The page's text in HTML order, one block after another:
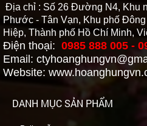
Địa chỉ : Số 26 Đường N4, Khu
Phước - Tân Vạn, Khu phố
Hiệp, Thành phố Hồ Chí Minh,
Điện thoại: 0985 888 005 -
Email:
Website:
DANH MỤC SẢN PHẨM